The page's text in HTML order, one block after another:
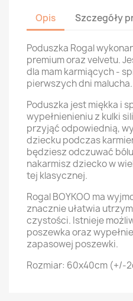
Opis Szczegóły
Poduszka Rogal
premium oraz velvetu.
dla mam karmiących -
pierwszych dni malucha.
Poduszka jest miękka i
wypełnienieniu z kulki
przyjąć odpowiednią,
dziecku podczas
będziesz odczuwać
nakarmisz dziecko w
tej klasycznej.
Rogal BOYKOO ma
znacznie ułatwia
czystości. Istnieje
poszewka oraz
zapasowej poszewki.
Rozmiar: 60x40cm (+/-